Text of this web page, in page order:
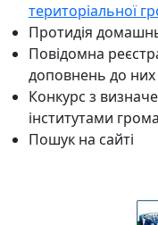
територіальної
Протидія
Повідомна
доповнень до них
Конкурс з
інститутами
Пошук на сайті